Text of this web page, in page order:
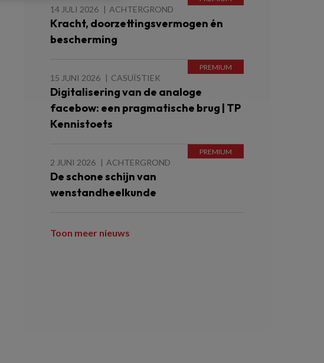
14 JULI 2026 ACHTERGROND
Kracht, doorzettingsvermogen én
bescherming
15 JUNI 2026 CASUÏSTIEK
Digitalisering van de analoge
facebow: een pragmatische brug | TP
Kennistoets
2 JUNI 2026 ACHTERGROND
De schone schijn van
wenstandheelkunde
Toon meer nieuws